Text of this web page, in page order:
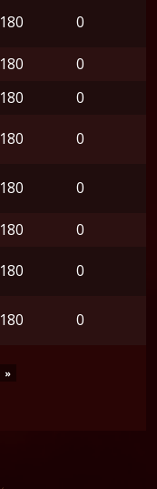
180 0
180
0
180 0
180 0
180 0
180 0
180 0
180 0
»